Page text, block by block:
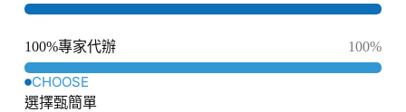
CHOOSE
選擇甄簡單
100%專家代辦 100%